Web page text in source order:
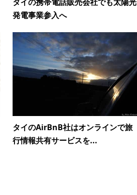
発電事業参入へ
タイのAirBnB社はオンラインで旅
行情報共有サービスを...